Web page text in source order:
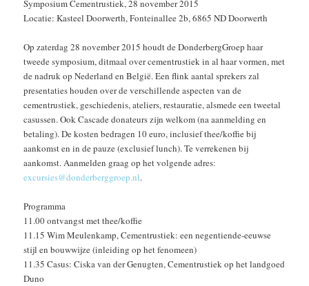
Symposium Cementrustiek, 28 november 2015
Locatie: Kasteel Doorwerth, Fonteinallee 2b, 6865 ND Doorwerth
Op zaterdag 28 november 2015 houdt de DonderbergGroep haar
tweede symposium, ditmaal over cementrustiek in al haar vormen, met
de nadruk op Nederland en België. Een flink aantal sprekers zal
presentaties houden over de verschillende aspecten van de
cementrustiek, geschiedenis, ateliers, restauratie, alsmede een tweetal
casussen. Ook Cascade donateurs zijn welkom (na aanmelding en
betaling). De kosten bedragen 10 euro, inclusief thee/koffie bij
aankomst en in de pauze (exclusief lunch). Te verrekenen bij
aankomst. Aanmelden graag op het volgende adres:
excursies@donderberggroep.nl.
Programma
11.00 ontvangst met thee/koffie
11.15 Wim Meulenkamp, Cementrustiek: een negentiende-eeuwse
stijl en bouwwijze (inleiding op het fenomeen)
11.35 Casus: Ciska van der Genugten, Cementrustiek op het landgoed
Duno